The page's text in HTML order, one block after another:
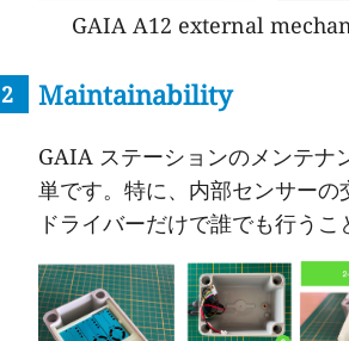
GAIA A12 external
Maintainability
GAIA ステーションのメンテナ
単です。特に、内部センサーの
ドライバーだけで誰でも行うこ